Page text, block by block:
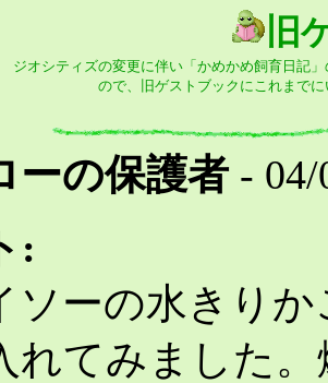
旧
ジオシティズの変更に伴い「かめかめ飼育日記
ので、旧ゲストブックにこれまで
ーの保護者 - 04/
:
ソーの水きり
れてみました